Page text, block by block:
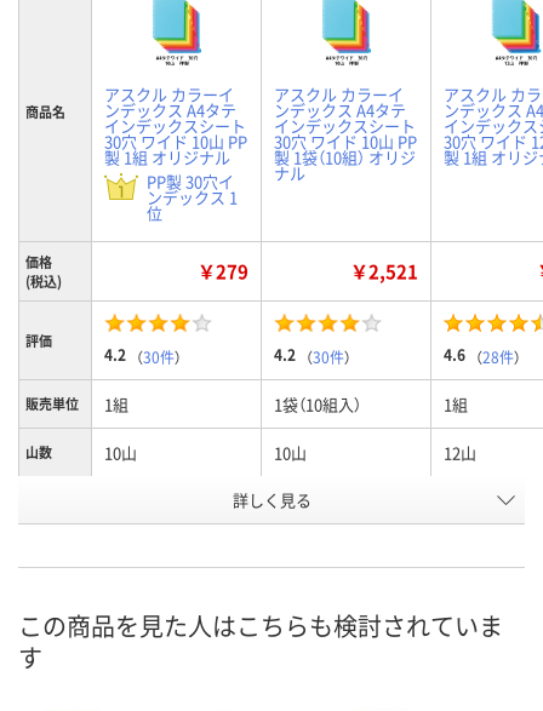
商品名
アスクル カラーイ
ンデックス A4タテ
インデックスシート
30穴 ワイド 10山 PP
製 1組 オリジナル
PP製 30穴イ
ンデックス 1
位
アスクル カラーイ
ンデックス A4タテ
インデックスシート
30穴 ワイド 10山 PP
製 1袋（10組） オリジ
ナル
アスクル カ
ンデックス
インデック
30穴 ワイド
製 1組 オリジ
価格
(税込)
￥279 ￥2,521
評価
4.2 （30件） 4.2 （30件） 4.6 （28件）
販売単位 1組 1袋（10組入） 1組
山数 10山 10山 12山
2010089 1943217
8月8日（土）
詳しく見る
この商品を見た人はこちらも検討されていま
す